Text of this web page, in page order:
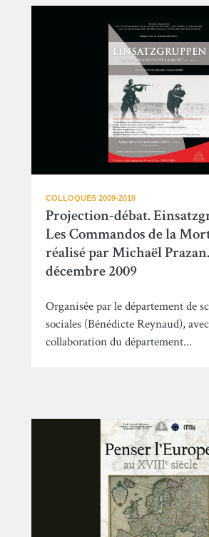
COLLOQUES 2009-2010
Projection-débat.
Les Commandos de la
réalisé par Michaël
décembre 2009
Organisée par le département de
sociales (Bénédicte Reynaud),
collaboration du département...